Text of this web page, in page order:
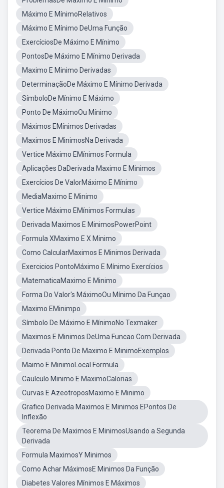
Máximo E MínimoRelativos
Máximo E Mínimo DeUma Função
ExercíciosDe Máximo E Mínimo
PontosDe Máximo E Mínimo Derivada
Maximo E Minimo Derivadas
DeterminaçãoDe Máximo E Mínimo Derivada
SímboloDe Mínimo E Máximo
Ponto De MáximoOu Mínimo
Máximos EMínimos Derivadas
Maximos E MinimosNa Derivada
Vertice Máximo EMínimos Formula
Aplicações DaDerivada Maximo E Minimos
Exercícios De ValorMáximo E Mínimo
MediaMaximo E Minimo
Vertice Máximo EMínimos Formulas
Derivada Maximos E MinimosPowerPoint
Formula XMaximo E X Minimo
Como CalcularMaximos E Minimos Derivada
Exercicios PontoMáximo E Mínimo Exercícios
MatematicaMaximo E Minimo
Forma Do Valor's MáximoOu Mínimo Da Funçao
Maximo EMinimpo
Símbolo De Máximo E MínimoNo Texmaker
Maximos E Minimos DeUma Funcao Com Derivada
Derivada Ponto De Maximo E MinimoExemplos
Maimo E MinimoLocal Formula
Caulculo Minimo E MaximoCalorias
Curvas E AzeotroposMaximo E Minimo
Grafico Derivada Maximos E Minimos EPontos De
Inflexão
Teorema De Maximos E MinimosUsando a Segunda
Derivada
Formula MaximosY Minimos
Como Achar MáximosE Minimos Da Função
Diabetes Valores Mínimos E Máximos